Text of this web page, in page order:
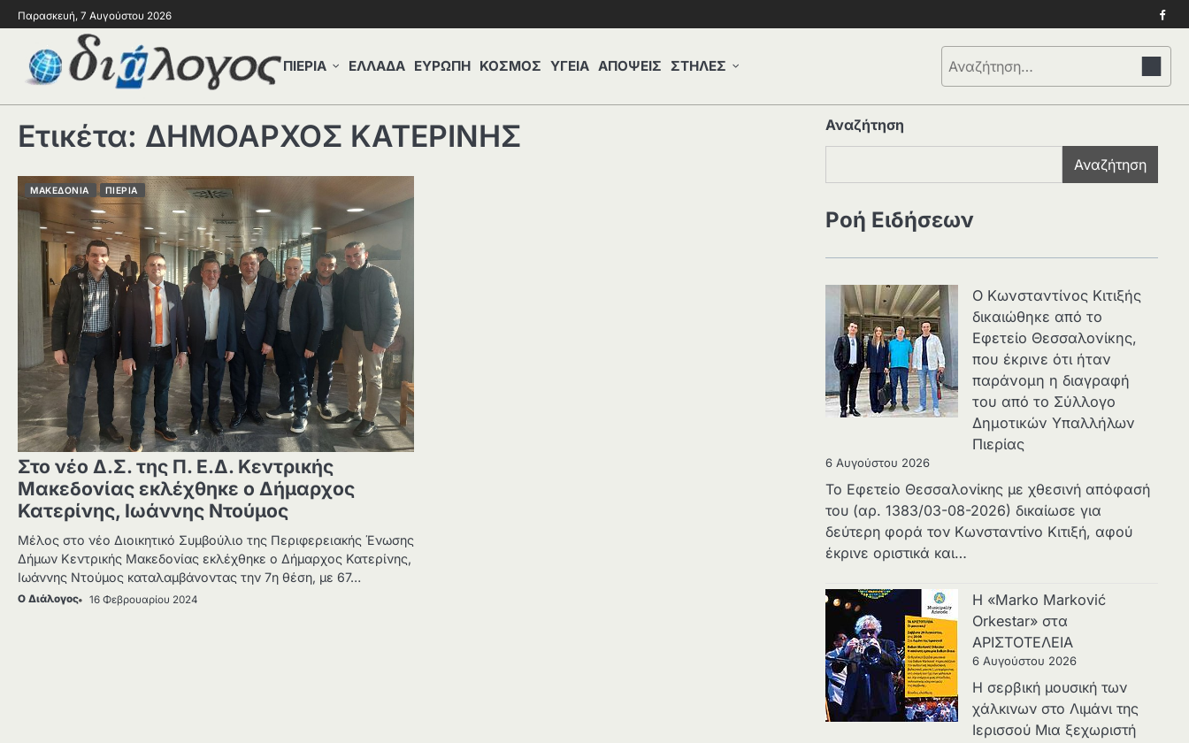
Παρασκευή, 7 Αυγούστου 2026
ΠΙΕΡΙΑ ΕΛΛΑΔΑ ΕΥΡΩΠΗ ΚΟΣΜΟΣ ΥΓΕΙΑ ΑΠΟΨΕΙΣ ΣΤΗΛΕΣ
Αναζήτηση
για:
Ετικέτα: ΔΗΜΟΑΡΧΟΣ ΚΑΤΕΡΙΝΗΣ
ΜΑΚΕΔΟΝΙΑ ΠΙΕΡΙΑ
Στο νέο Δ.Σ. της Π. Ε.Δ. Κεντρικής
Μακεδονίας εκλέχθηκε ο Δήμαρχος
Κατερίνης, Ιωάννης Ντούμος
Μέλος στο νέο Διοικητικό Συμβούλιο της Περιφερειακής Ένωσης
Δήμων Κεντρικής Μακεδονίας εκλέχθηκε ο Δήμαρχος Κατερίνης,
Ιωάννης Ντούμος καταλαμβάνοντας την 7η θέση, με 67…
Ο Διάλογος 16 Φεβρουαρίου 2024
Αναζήτηση
Αναζήτηση
Ροή Ειδήσεων
Ο Κωνσταντίνος Κιτιξής
δικαιώθηκε από το
Εφετείο Θεσσαλονίκης,
που έκρινε ότι ήταν
παράνομη η διαγραφή
του από το Σύλλογο
Δημοτικών Υπαλλήλων
Πιερίας
6 Αυγούστου 2026
Το Εφετείο Θεσσαλονίκης με χθεσινή απόφασή
του (αρ. 1383/03-08-2026) δικαίωσε για
δεύτερη φορά τον Κωνσταντίνο Κιτιξή, αφού
έκρινε οριστικά και…
Η «Marko Marković
Orkestar» στα
ΑΡΙΣΤΟΤΕΛΕΙΑ
6 Αυγούστου 2026
Η σερβική μουσική των
χάλκινων στο Λιμάνι της
Ιερισσού Μια ξεχωριστή